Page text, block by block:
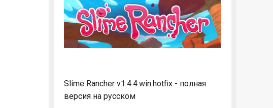
Slime Rancher v1.4.4.win.hotfix - полная
версия на русском